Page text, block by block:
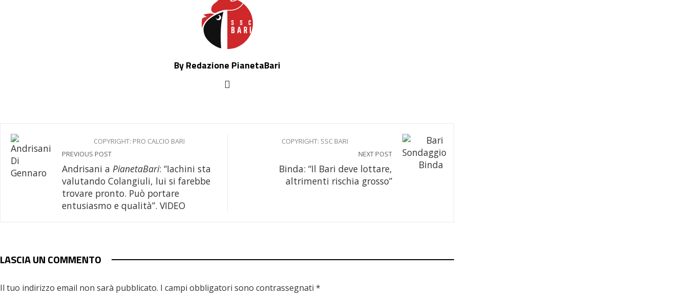
By Redazione PianetaBari
COPYRIGHT: PRO CALCIO BARI
PREVIOUS POST
Andrisani a PianetaBari: “Iachini sta
valutando Colangiuli, lui si farebbe
trovare pronto. Può portare
entusiasmo e qualità”. VIDEO
COPYRIGHT: SSC BARI
NEXT POST
Binda: “Il Bari deve lottare,
altrimenti rischia grosso”
LASCIA UN COMMENTO
Il tuo indirizzo email non sarà pubblicato. I campi obbligatori sono contrassegnati *